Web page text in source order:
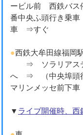
ービル前 西鉄バス
番中央ふ頭行き乗
車 ⇒すぐ
●西鉄大牟田線福岡
⇒ ソラリアステ
へ ⇒ （中央埠
マリンメッセ前下
▼ ライブ開催時、